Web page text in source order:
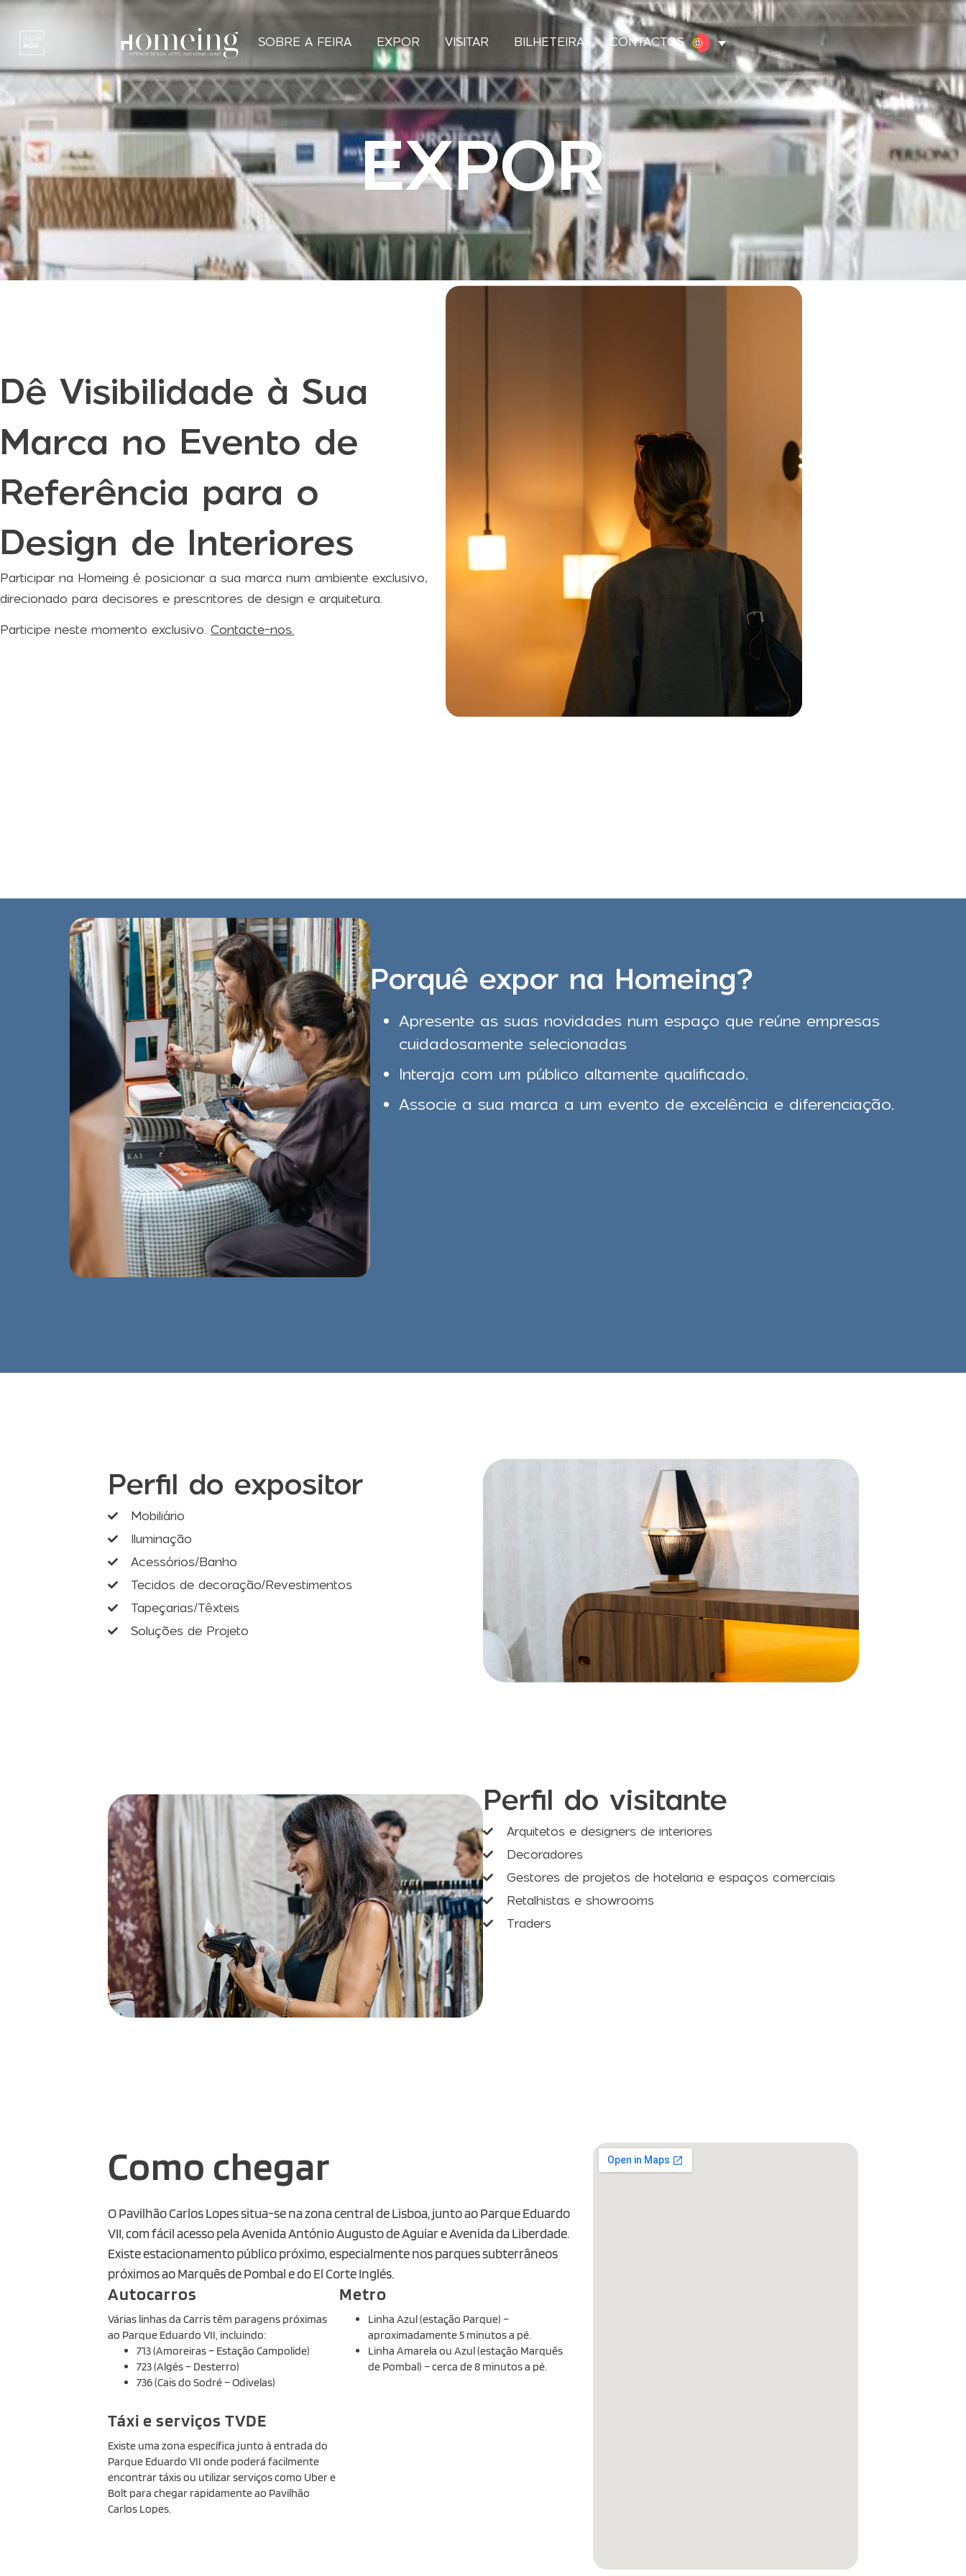
SOBRE A FEIRA EXPOR VISITAR BILHETEIRA CONTACTOS
EXPOR
Dê Visibilidade à Sua
Marca no Evento de
Referência para o
Design de Interiores
Participar na Homeing é posicionar a sua marca num ambiente exclusivo,
direcionado para decisores e prescritores de design e arquitetura.
Participe neste momento exclusivo. Contacte-nos.
Porquê expor na Homeing?
Apresente as suas novidades num espaço que reúne empresas
cuidadosamente selecionadas
Interaja com um público altamente qualificado.
Associe a sua marca a um evento de excelência e diferenciação.
Perfil do expositor
Mobiliário
Iluminação
Acessórios/Banho
Tecidos de decoração/Revestimentos
Tapeçarias/Têxteis
Soluções de Projeto
Perfil do visitante
Arquitetos e designers de interiores
Decoradores
Gestores de projetos de hotelaria e espaços comerciais
Retalhistas e showrooms
Traders
Como chegar
O Pavilhão Carlos Lopes situa-se na zona central de Lisboa, junto ao Parque Eduardo
VII, com fácil acesso pela Avenida António Augusto de Aguiar e Avenida da Liberdade.
Existe estacionamento público próximo, especialmente nos parques subterrâneos
próximos ao Marquês de Pombal e do El Corte Inglés.
Autocarros
Várias linhas da Carris têm paragens próximas
ao Parque Eduardo VII, incluindo:
713 (Amoreiras – Estação Campolide)
723 (Algés – Desterro)
736 (Cais do Sodré – Odivelas)
Metro
Linha Azul (estação Parque) –
aproximadamente 5 minutos a pé.
Linha Amarela ou Azul (estação Marquês
de Pombal) – cerca de 8 minutos a pé.
Táxi e serviços TVDE
Existe uma zona específica junto à entrada do
Parque Eduardo VII onde poderá facilmente
encontrar táxis ou utilizar serviços como Uber e
Bolt para chegar rapidamente ao Pavilhão
Carlos Lopes.